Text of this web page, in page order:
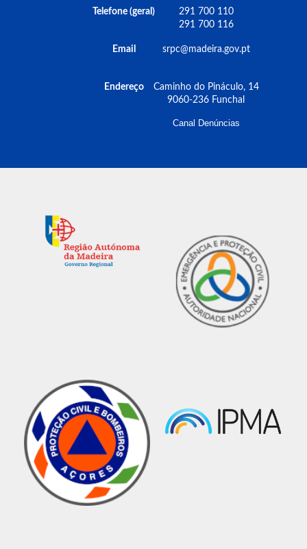
Telefone (geral)
Email
Endereço
291 700 110
291 700 116
srpc@madeira.gov.pt
Caminho do Pináculo, 14
9060-236 Funchal
Canal Denúncias